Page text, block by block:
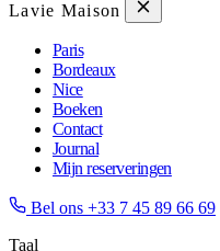
Lavie Maison
Paris
Bordeaux
Nice
Boeken
Contact
Journal
Mijn reserveringen
Bel ons +33 7 45 89 66 69
Taal